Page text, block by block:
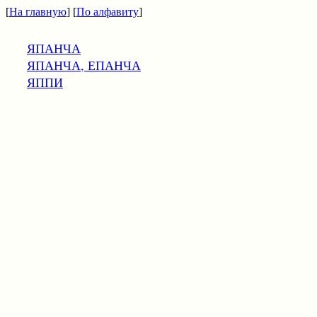
[На главную] [По алфавиту]
ЯПАНЧА
ЯПАНЧА, ЕПАНЧА
ЯППИ